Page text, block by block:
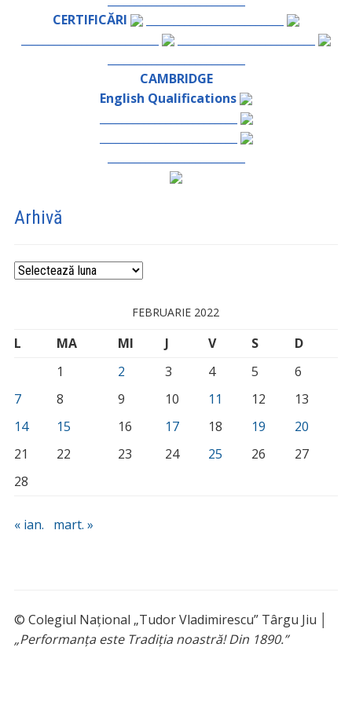
CERTIFICĂRI
CAMBRIDGE
English Qualifications
Arhivă
Arhivă
FEBRUARIE 2022
L MA MI J V S
D
1
2 3 4 5
6
7
8 9 10 11 12
13
14
15 16 17 18 19
20
21
22 23 24 25 26
27
28
« ian. mart. »
© Colegiul Național „Tudor Vladimirescu” Târgu Jiu │
„Performanța este Tradiția noastră! Din 1890.”